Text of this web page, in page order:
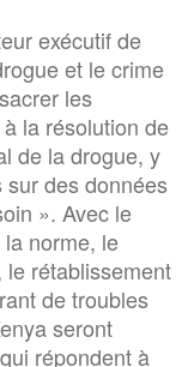
exécutif de
et le crime
les
la résolution de
de la drogue, y
des données
». Avec le
norme, le
rétablissement
de troubles
seront
répondent à